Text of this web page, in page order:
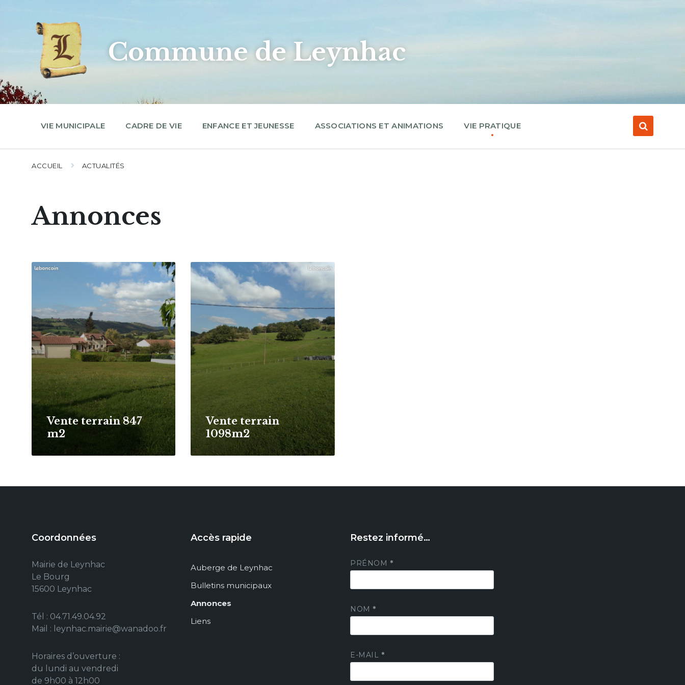
navigation
Commune de Leynhac
VIE MUNICIPALE CADRE DE VIE ENFANCE ET JEUNESSE ASSOCIATIONS ET ANIMATIONS VIE PRATIQUE
ACCUEIL ACTUALITÉS
Annonces
Vente terrain 847
m2
Read
Vente terrain
1098m2
Read
More
Coordonnées
Mairie de Leynhac
Le Bourg
15600 Leynhac
Tél : 04.71.49.04.92
Mail : leynhac.mairie@wanadoo.fr
Horaires d’ouverture :
du lundi au vendredi
de 9h00 à 12h00
Accès rapide
Auberge de Leynhac
Bulletins municipaux
Annonces
Liens
Restez informé…
PRÉNOM *
NOM *
E-MAIL *